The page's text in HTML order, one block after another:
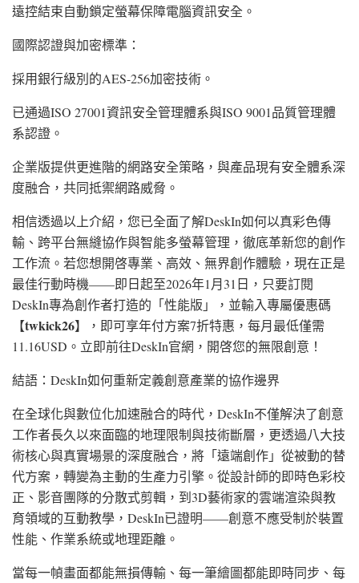
遠控結束自動鎖定螢幕保障電腦資訊安全。
國際認證與加密標準：
採用銀行級別的AES-256加密技術。
已通過ISO 27001資訊安全管理體系與ISO 9001品質管理體
系認證。
企業版提供更進階的網路安全策略，與產品現有安全體系深
度融合，共同抵禦網路威脅。
相信透過以上介紹，您已全面了解DeskIn如何以真彩色傳
輸、跨平台無縫協作與智能多螢幕管理，徹底革新您的創作
工作流。若您想開啓專業、高效、無界創作體驗，現在正是
最佳行動時機——即日起至2026年1月31日，只要訂閱
DeskIn專為創作者打造的「性能版」，並輸入專屬優惠碼
【twkick26】，即可享年付方案7折特惠，每月最低僅需
11.16USD。立即前往DeskIn官網，開啓您的無限創意！
結語：DeskIn如何重新定義創意產業的協作邊界
在全球化與數位化加速融合的時代，DeskIn不僅解決了創意
工作者長久以來面臨的地理限制與技術斷層，更透過八大技
術核心與真實場景的深度融合，將「遠端創作」從被動的替
代方案，轉變為主動的生產力引擎。從設計師的即時色彩校
正、影音團隊的分散式剪輯，到3D藝術家的雲端渲染與教
育領域的互動教學，DeskIn已證明——創意不應受制於裝置
性能、作業系統或地理距離。
當每一幀畫面都能無損傳輸、每一筆繪圖都能即時同步、每